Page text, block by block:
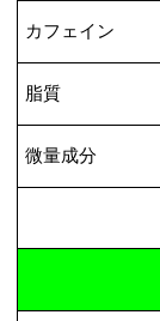
カフェイン
脂質
微量成分